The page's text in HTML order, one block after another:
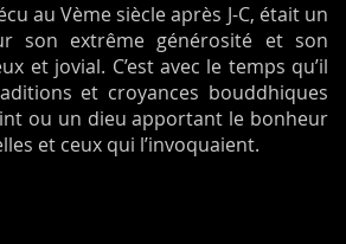
au Vème siècle après J-C, était un
son extrême générosité et son
et jovial. C’est avec le temps qu’il
et croyances bouddhiques
ou un dieu apportant le bonheur
et ceux qui l’invoquaient.